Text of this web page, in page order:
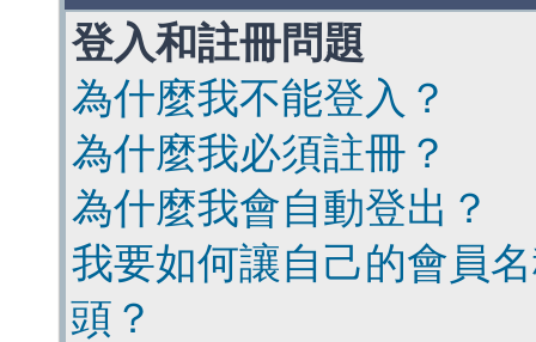
登入和註冊問題
為什麼我不能登入？
為什麼我必須註冊？
為什麼我會自動登出？
我要如何讓自己的會員
頭？